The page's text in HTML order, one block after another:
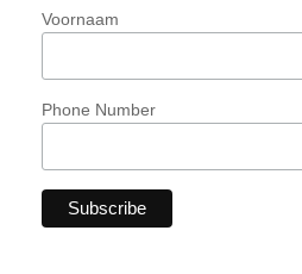
Voornaam
Phone Number